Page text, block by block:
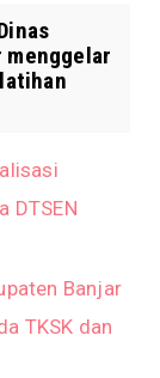
menggelar
DTSEN
Banjar
TKSK dan